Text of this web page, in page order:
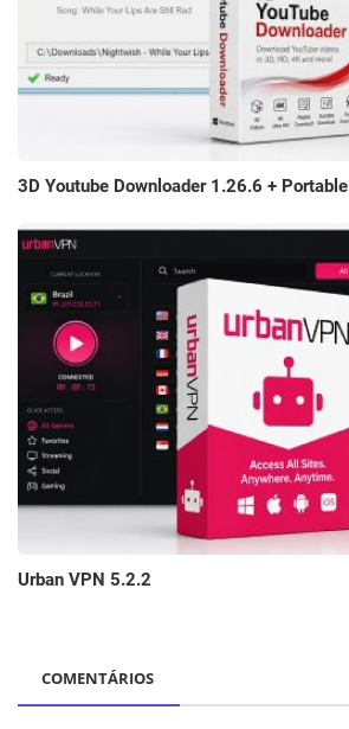
3D Youtube Downloader 1.26.6 + Portable
Urban VPN 5.2.2
COMENTÁRIOS